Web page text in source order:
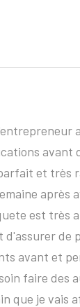
avant
et très
après
est très
de
avant et
faire des
que je vais